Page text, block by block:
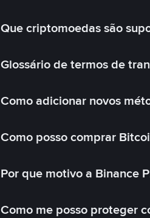
Que criptomoedas são
Glossário de termos de
Como adicionar novos
Como posso comprar
Por que motivo a Binance
Como me posso proteger